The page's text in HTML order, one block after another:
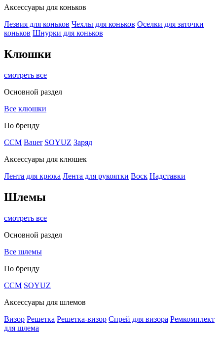
Аксессуары для коньков
Лезвия для коньков Чехлы для коньков Оселки для заточки
коньков Шнурки для коньков
Клюшки
смотреть все
Основной раздел
Все клюшки
По бренду
CCM Bauer SOYUZ Заряд
Аксессуары для клюшек
Лента для крюка Лента для рукоятки Воск Надставки
Шлемы
смотреть все
Основной раздел
Все шлемы
По бренду
CCM SOYUZ
Аксессуары для шлемов
Визор Решетка Решетка-визор Спрей для визора Ремкомплект
для шлема